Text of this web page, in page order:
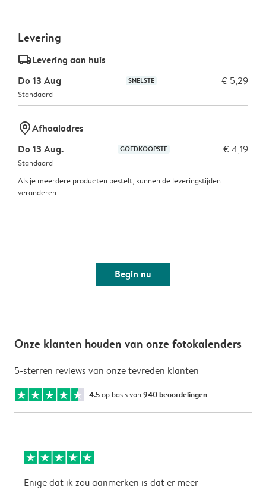
Levering
delivery_standard_v2Levering aan huis
Do 13 Aug
SNELSTE € 5,29
Standaard
marker-pinAfhaaladres
Do 13 Aug.
GOEDKOOPSTE € 4,19
Standaard
Als je meerdere producten bestelt, kunnen de leveringstijden
veranderen.
Begin nu
Onze klanten houden van onze fotokalenders
5-sterren reviews van onze tevreden klanten
4.5op basis van 940 beoordelingen
Enige dat ik zou aanmerken is dat er meer